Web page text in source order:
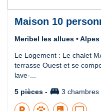
Maison 10
Meribel les allues •
Le Logement : Le chalet
terrasse Ouest et se
lave-...
5 pièces - king_bed 3 chambres